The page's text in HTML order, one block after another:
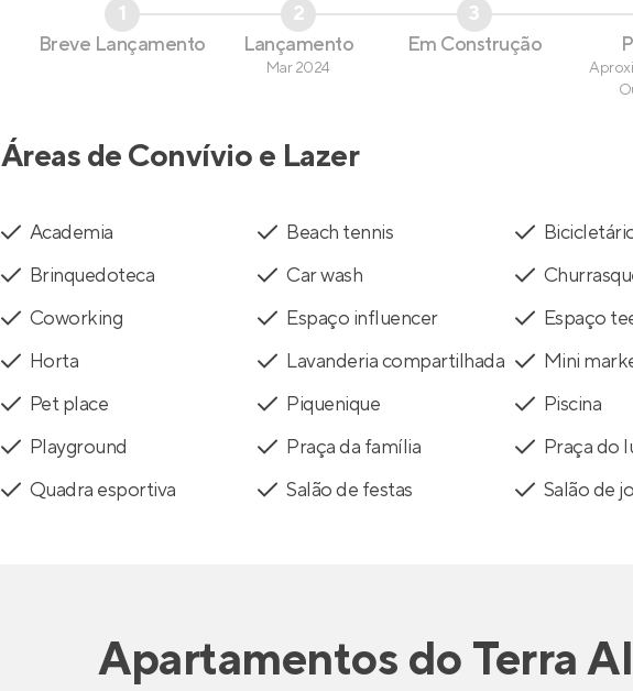
1
Breve Lançamento
2
Lançamento
Mar 2024
3
Em Construção
Áreas de Convívio e Lazer
Academia Beach tennis
Brinquedoteca
Car wash
Coworking
Espaço influencer
Espaço
Horta
Lavanderia compartilhada
Mini
Pet place
Piquenique
Piscina
Playground
Praça da família
Praça do
Quadra esportiva
Salão de festas Salão de
Apartamentos do Terra